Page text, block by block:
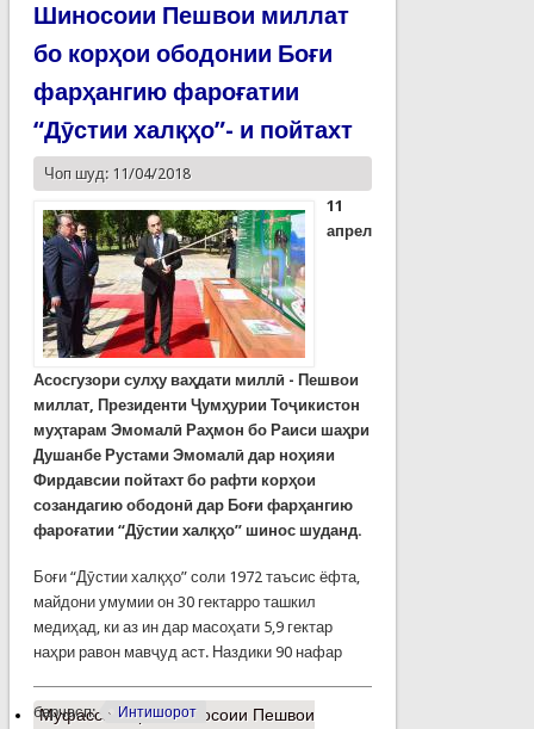
Шиносоии Пешвои миллат
бо корҳои ободонии Боғи
фарҳангию фароғатии
“Дӯстии халқҳо”- и пойтахт
Чоп шуд: 11/04/2018
11
апрел
Асосгузори сулҳу ваҳдати миллӣ - Пешвои
миллат, Президенти Ҷумҳурии Тоҷикистон
муҳтарам Эмомалӣ Раҳмон бо Раиси шаҳри
Душанбе Рустами Эмомалӣ дар ноҳияи
Фирдавсии пойтахт бо рафти корҳои
созандагию ободонӣ дар Боғи фарҳангию
фароғатии “Дӯстии халқҳо” шинос шуданд.
Боғи “Дӯстии халқҳо” соли 1972 таъсис ёфта,
майдони умумии он 30 гектарро ташкил
медиҳад, ки аз ин дар масоҳати 5,9 гектар
наҳри равон мавҷуд аст. Наздики 90 нафар
барчасп: Интишорот
Муфассалтаро Шиносоии Пешвои